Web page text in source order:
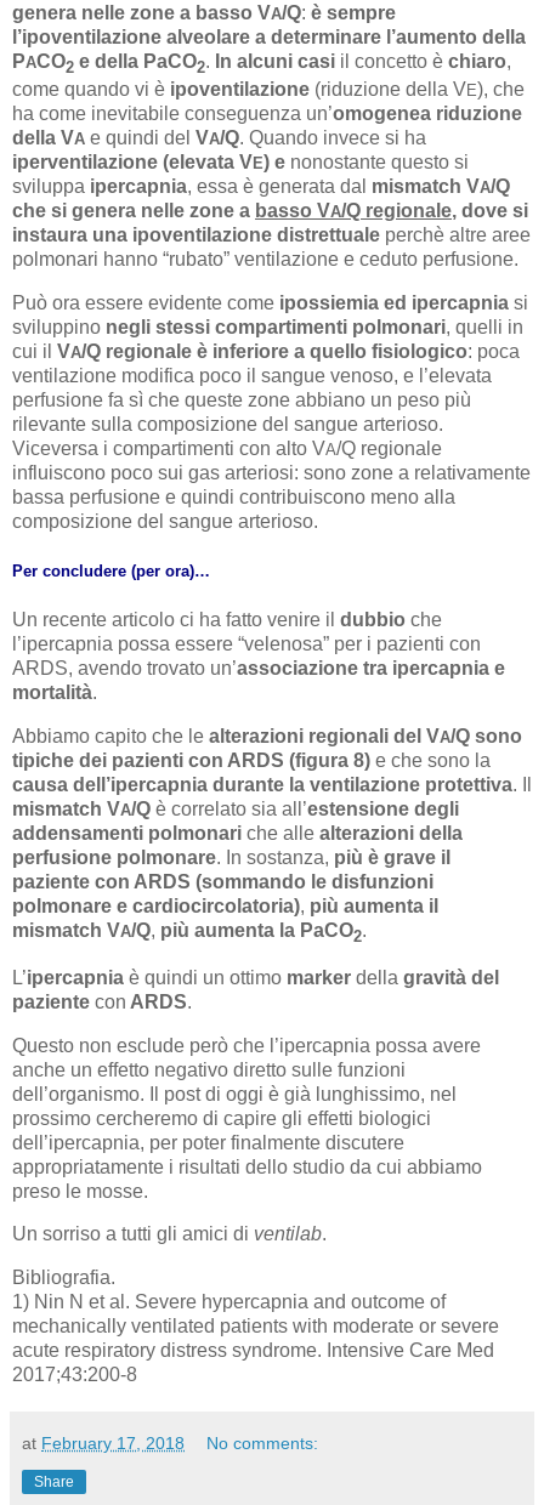
genera nelle zone a basso VA/Q: è sempre
l’ipoventilazione alveolare a determinare l’aumento della
PACO2 e della PaCO2. In alcuni casi il concetto è chiaro,
come quando vi è ipoventilazione (riduzione della VE), che
ha come inevitabile conseguenza un’omogenea riduzione
della VA e quindi del VA/Q. Quando invece si ha
iperventilazione (elevata VE) e nonostante questo si
sviluppa ipercapnia, essa è generata dal mismatch VA/Q
che si genera nelle zone a basso VA/Q regionale, dove si
instaura una ipoventilazione distrettuale perchè altre aree
polmonari hanno “rubato” ventilazione e ceduto perfusione.
Può ora essere evidente come ipossiemia ed ipercapnia si
sviluppino negli stessi compartimenti polmonari, quelli in
cui il VA/Q regionale è inferiore a quello fisiologico: poca
ventilazione modifica poco il sangue venoso, e l’elevata
perfusione fa sì che queste zone abbiano un peso più
rilevante sulla composizione del sangue arterioso.
Viceversa i compartimenti con alto VA/Q regionale
influiscono poco sui gas arteriosi: sono zone a relativamente
bassa perfusione e quindi contribuiscono meno alla
composizione del sangue arterioso.
Per concludere (per ora)…
Un recente articolo ci ha fatto venire il dubbio che
l’ipercapnia possa essere “velenosa” per i pazienti con
ARDS, avendo trovato un’associazione tra ipercapnia e
mortalità.
Abbiamo capito che le alterazioni regionali del VA/Q sono
tipiche dei pazienti con ARDS (figura 8) e che sono la
causa dell’ipercapnia durante la ventilazione protettiva. Il
mismatch VA/Q è correlato sia all’estensione degli
addensamenti polmonari che alle alterazioni della
perfusione polmonare. In sostanza, più è grave il
paziente con ARDS (sommando le disfunzioni
polmonare e cardiocircolatoria), più aumenta il
mismatch VA/Q, più aumenta la PaCO2.
L’ipercapnia è quindi un ottimo marker della gravità del
paziente con ARDS.
Questo non esclude però che l’ipercapnia possa avere
anche un effetto negativo diretto sulle funzioni
dell’organismo. Il post di oggi è già lunghissimo, nel
prossimo cercheremo di capire gli effetti biologici
dell’ipercapnia, per poter finalmente discutere
appropriatamente i risultati dello studio da cui abbiamo
preso le mosse.
Un sorriso a tutti gli amici di ventilab.
Bibliografia.
1) Nin N et al. Severe hypercapnia and outcome of
mechanically ventilated patients with moderate or severe
acute respiratory distress syndrome. Intensive Care Med
2017;43:200-8
at February 17, 2018 No comments:
Share